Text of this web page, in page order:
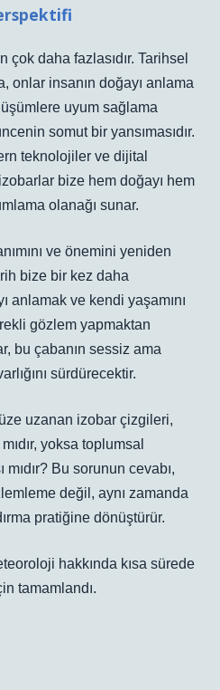
çok daha fazlasıdır. Tarihsel
onlar insanın doğayı anlama
uyum sağlama
somut bir yansımasıdır.
teknolojiler ve dijital
bize hem doğayı hem
olanağı sunar.
ve önemini yeniden
bize bir kez daha
anlamak ve kendi yaşamını
gözlem yapmaktan
bu çabanın sessiz ama
sürdürecektir.
uzanan izobar çizgileri,
yoksa toplumsal
mıdır? Bu sorunun cevabı,
değil, aynı zamanda
pratiğine dönüştürür.
hakkında kısa sürede
tamamlandı.